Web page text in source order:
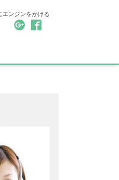
エンジンをかける